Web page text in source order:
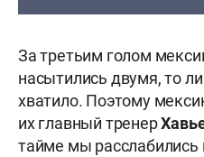
За третьим голом
насытились двумя, то
хватило. Поэтому
их главный тренер
тайме мы расслабились